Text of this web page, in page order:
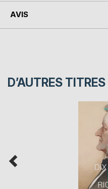
AVIS
D’AUTRES